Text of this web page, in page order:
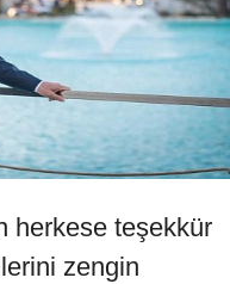
herkese teşekkür
zengin